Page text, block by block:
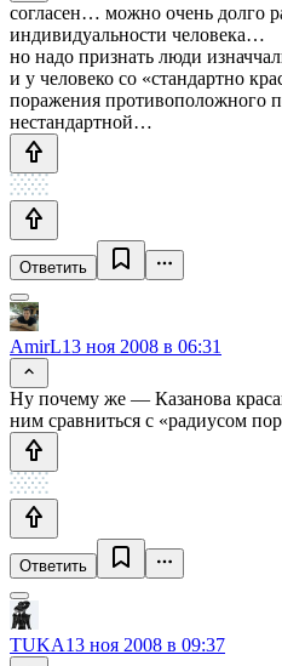
согласен… можно очень долго
индивидуальности человека…
но надо признать люди
и у человеко со «стандартно
поражения противоположного
нестандартной…
Ответить
AmirL13 ноя 2008 в 06:31
Ну почему же — Казанова
ним сравниться с «радиусом
Ответить
TUKA13 ноя 2008 в 09:37